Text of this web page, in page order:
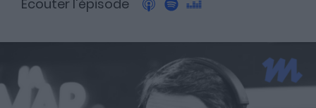
Fundora
Écouter l'épisode